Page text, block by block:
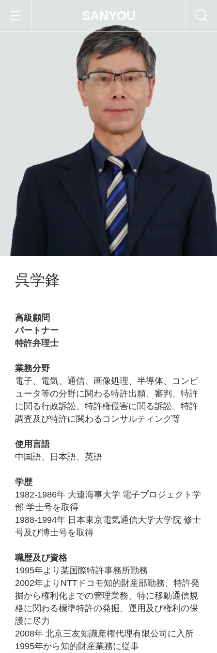
SANYOU
呉学鋒
高級顧問
パートナー
特許弁理士
業務分野
電子、電気、通信、画像処理、半導体、コンピ
ュータ等の分野に関わる特許出願、審判、特許
に関る行政訴訟、特許権侵害に関る訴訟、特許
調査及び特許に関わるコンサルティング等
使用言語
中国語、日本語、英語
学歴
1982-1986年 大連海事大学 電子プロジェクト学
部 学士号を取得
1988-1994年 日本東京電気通信大学大学院 修士
号及び博士号を取得
職歴及び資格
1995年より某国際特許事務所勤務
2002年よりNTTドコモ知的財産部勤務、特許発
掘から権利化までの管理業務、特に移動通信規
格に関わる標準特許の発掘、運用及び権利の保
護に尽力
2008年 北京三友知識産権代理有限公司に入所
1995年から知的財産業務に従事